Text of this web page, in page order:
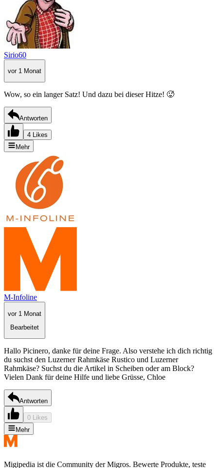
Sirio60
vor 1 Monat
Wow, so ein langer Satz! Und dazu bei dieser Hitze! 🥵
Antworten
4 Likes
Mehr
M-Infoline
vor 1 Monat
Bearbeitet
Hallo Picinero, danke für deine Frage. Also verstehe ich dich richtig
du suchst den Luzerner Rahmkäse Rustico und Luzerner
Rahmkäse? Suchst du die Artikel in Scheiben oder am Block?
Vielen Dank für deine Hilfe und liebe Grüsse, Chloe
Antworten
0 Likes
Mehr
Migipedia ist die Community der Migros. Bewerte Produkte, teste